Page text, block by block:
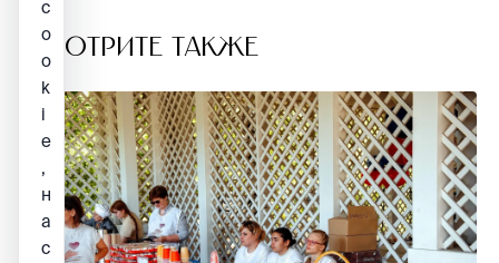
СМОТРИТЕ ТАКЖЕ
c
o
o
k
i
e
,
н
а
с